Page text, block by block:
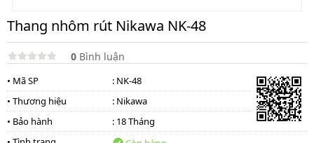
hệ
Thang nhôm rút Nikawa NK-48
0 Bình luận
• Mã SP
: NK-48
• Thương hiệu
: Nikawa
• Bảo hành
: 18 Tháng